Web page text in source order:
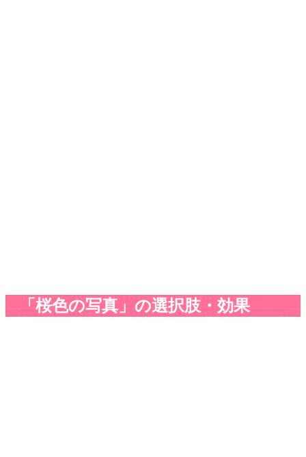
「桜色の写真」の選択肢・効果